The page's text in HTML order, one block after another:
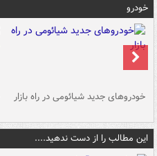
خودرو
خودروهای جدید شیائومی در راه بازار
این مطالب را از دست ندهید....